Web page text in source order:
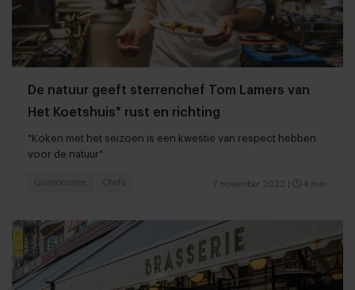
De natuur geeft sterrenchef Tom Lamers van
Het Koetshuis* rust en richting
"Koken met het seizoen is een kwestie van respect hebben
voor de natuur"
7 november 2022 4 min
Gastronomie Chefs